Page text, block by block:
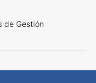
de Gestión